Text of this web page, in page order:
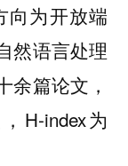
向为开放端
然语言处理
余篇论文，
H-index为